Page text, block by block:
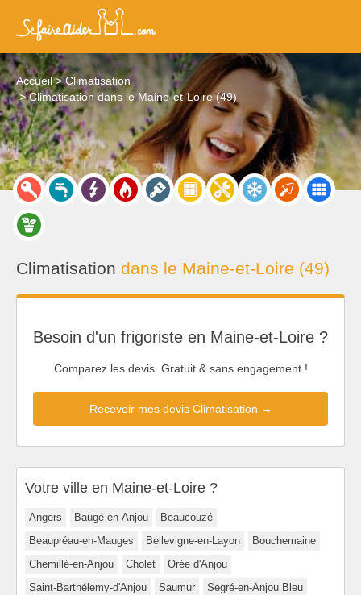
Accueil
Climatisation
Climatisation dans le Maine-et-Loire (49)
Climatisation dans le Maine-et-Loire (49)
Besoin d'un frigoriste en Maine-et-Loire ?
Comparez les devis. Gratuit & sans engagement !
Recevoir mes devis Climatisation →
Votre ville en Maine-et-Loire ?
Angers Baugé-en-Anjou
Beaucouzé
Beaupréau-en-Mauges
Bellevigne-en-Layon
Bouchemaine
Chemillé-en-Anjou
Cholet
Orée d'Anjou
Saint-Barthélemy-d'Anjou
Saumur
Segré-en-Anjou Bleu